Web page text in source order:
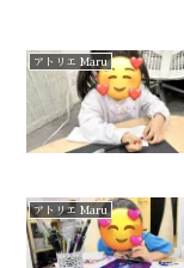
アトリエ Maru
アトリエ Maru